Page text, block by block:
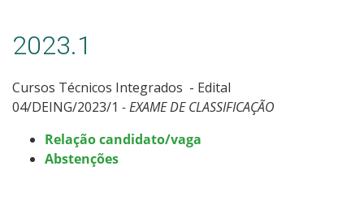
2023.1
Cursos Técnicos Integrados - Edital
04/DEING/2023/1 - EXAME DE CLASSIFICAÇÃO
Relação candidato/vaga
Abstenções